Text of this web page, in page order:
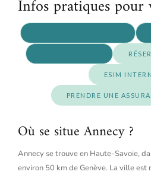
Infos pratiques
ESIM
PRENDRE UNE
Où se situe Annecy ?
Annecy se trouve en Haute-Savoie,
environ 50 km de Genève. La ville est